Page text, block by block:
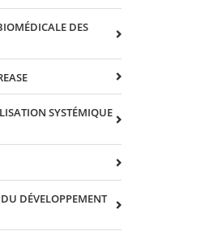
DES
SYSTÉMIQUE
DÉVELOPPEMENT